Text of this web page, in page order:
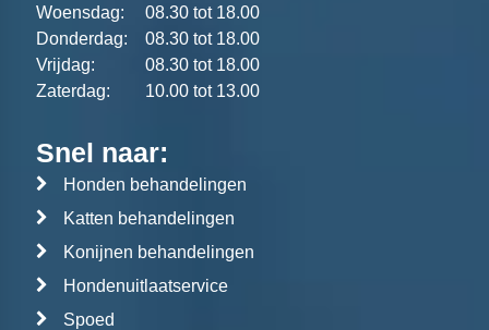
Woensdag:
08.30 tot 18.00
Donderdag:
08.30 tot 18.00
Vrijdag:
08.30 tot 18.00
Zaterdag:
10.00 tot 13.00
Snel naar:
Honden behandelingen
Katten behandelingen
Konijnen behandelingen
Hondenuitlaatservice
Spoed